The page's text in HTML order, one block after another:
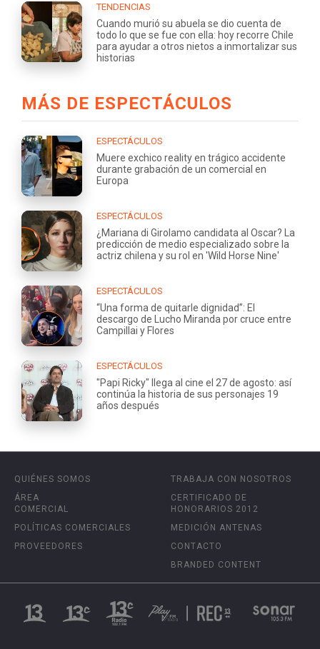
TENDENCIAS
Cuando murió su abuela se dio cuenta de
todo lo que se fue con ella: hoy recorre Chile
para ayudar a otros nietos a inmortalizar sus
historias
MÁS DE ESPECTÁCULOS
ESPECTÁCULOS
Muere exchico reality en trágico accidente
durante grabación de un comercial en
Europa
ESPECTÁCULOS
¿Mariana di Girolamo candidata al Oscar? La
predicción de medio especializado sobre la
actriz chilena y su rol en 'Wild Horse Nine'
ESPECTÁCULOS
“Una forma de quitarle dignidad”: El
descargo de Lucho Miranda por cruce entre
Campillai y Flores
ESPECTÁCULOS
"Papi Ricky" llega al cine el 27 de agosto: así
continúa la historia de sus personajes 19
años después
QUIÉNES SOMOS
ÁREA
COMERCIAL
POLÍTICAS COMERCIALES
PROVEEDORES
TRABAJA CON NOSOTROS
CERTIFICADO DE
HONORARIOS 2012
MEDICIÓN ANTENAS
CONTACTO
BRANDED CONTENT